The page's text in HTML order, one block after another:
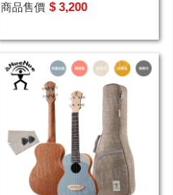
商品售價 $ 3,200